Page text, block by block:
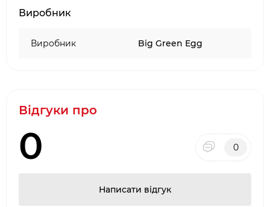
Виробник
Виробник Big Green Egg
Відгуки про
0 0
Написати відгук